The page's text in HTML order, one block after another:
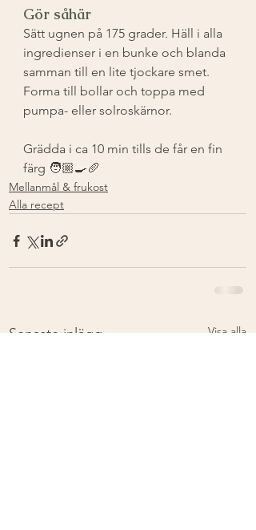
Gör såhär
Sätt ugnen på 175 grader. Häll i alla
ingredienser i en bunke och blanda
samman till en lite tjockare smet.
Forma till bollar och toppa med
pumpa- eller solroskärnor. ⁣
Grädda i ca 10 min tills de får en fin
färg 🧑🏼‍🍳🥖
Mellanmål & frukost
Alla recept
Senaste inlägg Visa alla